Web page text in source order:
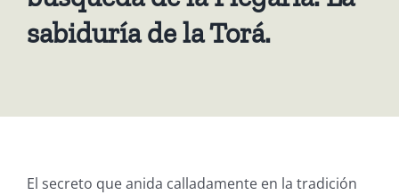
sabiduría de la Torá.
El secreto que anida calladamente en la tradición